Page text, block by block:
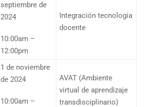
septiembre de
2024
10:00am –
12:00pm
Integración tecnología
docente
1 de noviembre
de 2024
10:00am –
AVAT (Ambiente
virtual de aprendizaje
transdisciplinario)